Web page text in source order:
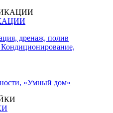
дренаж, полив
«Умный дом»